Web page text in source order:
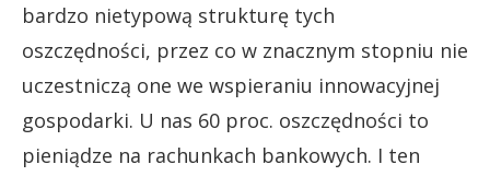
bardzo nietypową strukturę tych
oszczędności, przez co w znacznym stopniu nie
uczestniczą one we wspieraniu innowacyjnej
gospodarki. U nas 60 proc. oszczędności to
pieniądze na rachunkach bankowych. I ten